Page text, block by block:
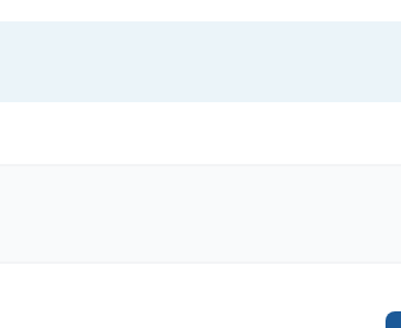
в Лукле — воротах в регион